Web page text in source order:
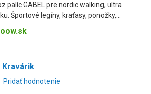
palíc GABEL pre nordic walking, ultra
Športové legíny, kraťasy, ponožky,...
Kravárik
Pridať hodnotenie